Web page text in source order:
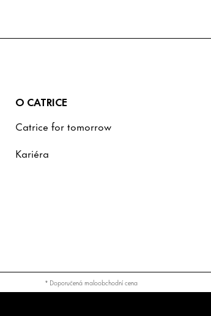
O CATRICE
Catrice for tomorrow
Kariéra
* Doporučená maloobchodní cena